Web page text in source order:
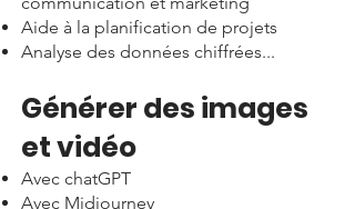
Aide à la planification de projets
Analyse des données chiffrées...
Générer des images
et vidéo
Avec chatGPT
Avec Midjourney